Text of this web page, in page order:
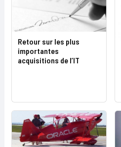
Retour sur les plus
importantes
acquisitions de l’IT